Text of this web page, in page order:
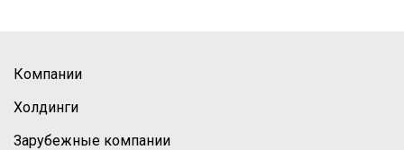
Компании
Холдинги
Зарубежные компании